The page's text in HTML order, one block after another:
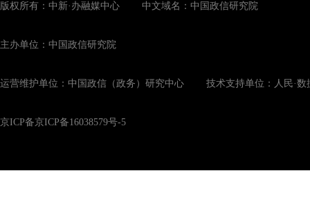
版权所有：中新·办融媒中心 中文域名：中国政信研究院
主办单位：中国政信研究院
运营维护单位：中国政信（政务）研究中心 技术支持单位：人民·数
京ICP备京ICP备16038579号-5